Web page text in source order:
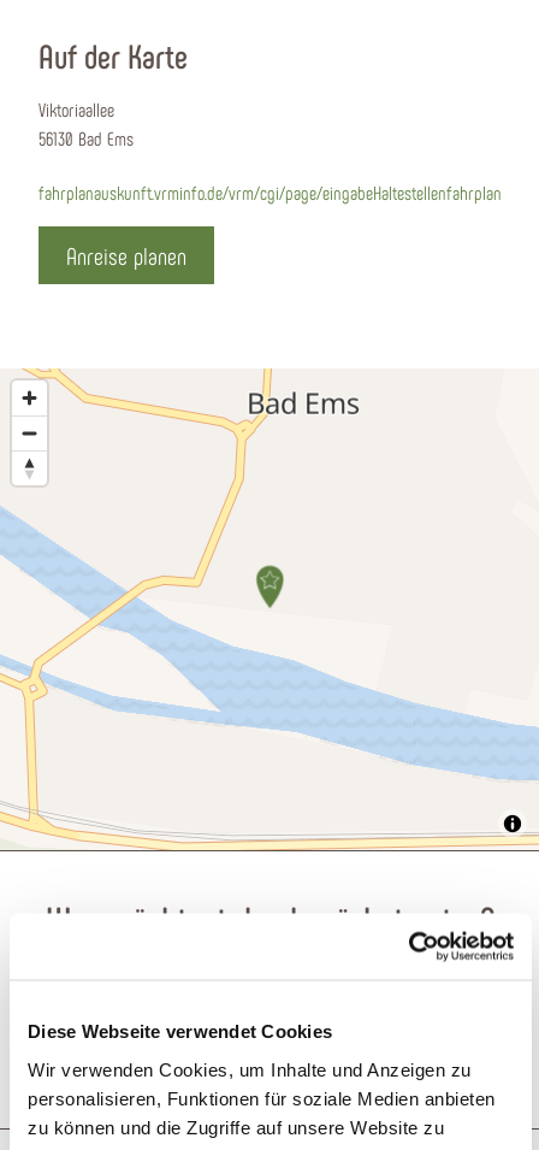
Diese Webseite verwendet Cookies
Wir verwenden Cookies, um Inhalte und Anzeigen zu
personalisieren, Funktionen für soziale Medien anbieten
zu können und die Zugriffe auf unsere Website zu
Auf der Karte
Viktoriaallee
56130 Bad Ems
fahrplanauskunft.vrminfo.de/vrm/cgi/page/eingabeHaltestellenfahrplan
Anreise planen
Was möchtest du als nächstes tun?
Anreise planen PDF erzeugen